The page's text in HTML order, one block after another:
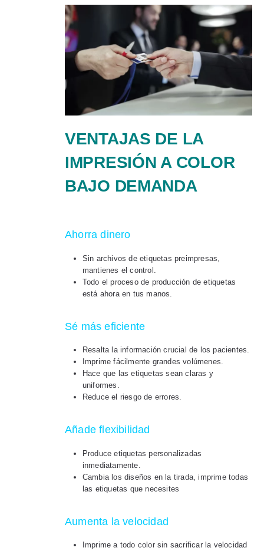
VENTAJAS DE LA
IMPRESIÓN A COLOR
BAJO DEMANDA
Ahorra dinero
Sin archivos de etiquetas preimpresas,
mantienes el control.
Todo el proceso de producción de etiquetas
está ahora en tus manos.
Sé más eficiente
Resalta la información crucial de los pacientes.
Imprime fácilmente grandes volúmenes.
Hace que las etiquetas sean claras y
uniformes.
Reduce el riesgo de errores.
Añade flexibilidad
Produce etiquetas personalizadas
inmediatamente.
Cambia los diseños en la tirada, imprime todas
las etiquetas que necesites
Aumenta la velocidad
Imprime a todo color sin sacrificar la velocidad